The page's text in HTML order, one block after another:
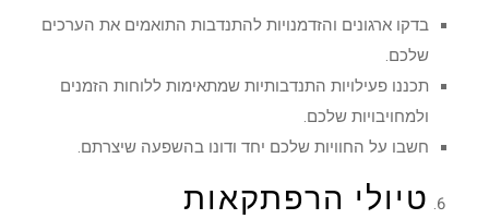
בדקו ארגונים והזדמנויות להתנדבות התואמים את הערכים
שלכם.
תכננו פעילויות התנדבותיות שמתאימות ללוחות הזמנים
ולמחויבויות שלכם.
חשבו על החוויות שלכם יחד ודונו בהשפעה שיצרתם.
טיולי הרפתקאות